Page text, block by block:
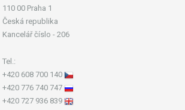
110 00 Praha 1
Česká republika
Kancelář číslo - 206
Tel.:
+420 608 700 140
+420 776 740 747
+420 727 936 839